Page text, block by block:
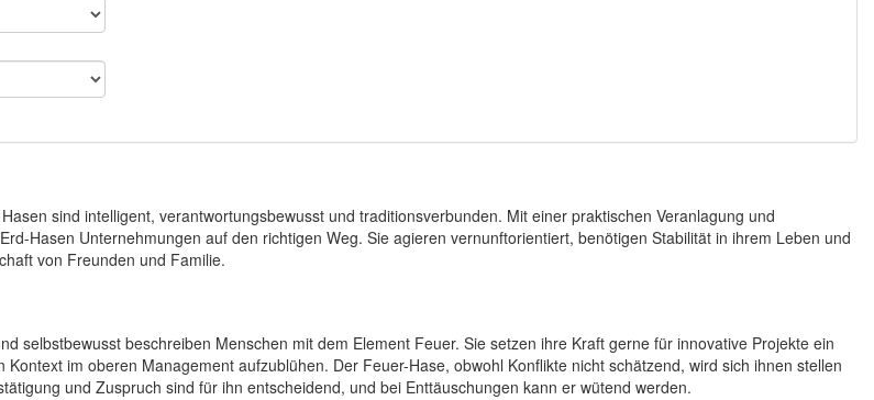
sind intelligent, verantwortungsbewusst und traditionsverbunden. Mit einer praktischen Veranlagung und
Hasen Unternehmungen auf den richtigen Weg. Sie agieren vernunftorientiert, benötigen Stabilität in ihrem Leben und
von Freunden und Familie.
selbstbewusst beschreiben Menschen mit dem Element Feuer. Sie setzen ihre Kraft gerne für innovative Projekte ein
Kontext im oberen Management aufzublühen. Der Feuer-Hase, obwohl Konflikte nicht schätzend, wird sich ihnen stellen
und Zuspruch sind für ihn entscheidend, und bei Enttäuschungen kann er wütend werden.